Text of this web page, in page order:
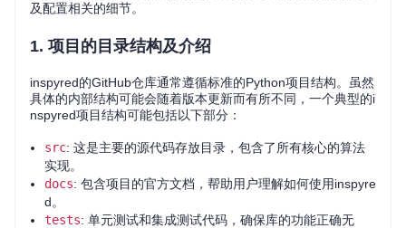
及配置相关的细节。
1. 项目的目录结构及介绍
inspyred的GitHub仓库通常遵循标准的Python项目结构。虽然
具体的内部结构可能会随着版本更新而有所不同，一个典型的i
nspyred项目结构可能包括以下部分：
src: 这是主要的源代码存放目录，包含了所有核心的算法
实现。
docs: 包含项目的官方文档，帮助用户理解如何使用inspyre
d。
tests: 单元测试和集成测试代码，确保库的功能正确无